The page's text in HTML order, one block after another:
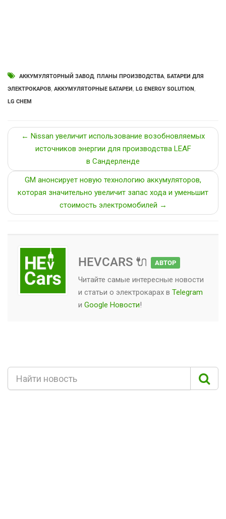
АККУМУЛЯТОРНЫЙ ЗАВОД, ПЛАНЫ ПРОИЗВОДСТВА, БАТАРЕИ ДЛЯ
ЭЛЕКТРОКАРОВ, АККУМУЛЯТОРНЫЕ БАТАРЕИ, LG ENERGY SOLUTION,
LG CHEM
← Nissan увеличит использование возобновляемых
источников энергии для производства LEAF
в Сандерленде
GM анонсирует новую технологию аккумуляторов,
которая значительно увеличит запас хода и уменьшит
стоимость электромобилей →
HEVCARS 🔌 АВТОР
Читайте самые интересные новости
и статьи о электрокарах в Telegram
и Google Новости!